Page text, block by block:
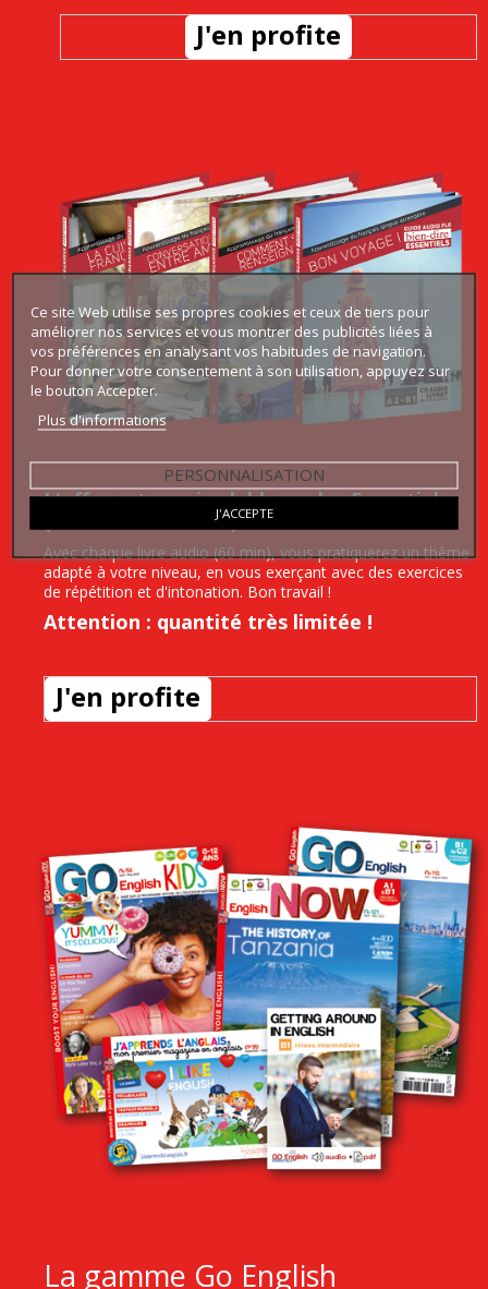
J'en profite
L'offre est aussi valable sur les Essentiels
(format CD + livret) !
Avec chaque livre audio (60 min), vous pratiquerez un thème
adapté à votre niveau, en vous exerçant avec des exercices
de répétition et d'intonation. Bon travail !
Attention : quantité très limitée !
J'en profite
La gamme Go English
Ce site Web utilise ses propres cookies et ceux de tiers pour
améliorer nos services et vous montrer des publicités liées à
vos préférences en analysant vos habitudes de navigation.
Pour donner votre consentement à son utilisation, appuyez sur
le bouton Accepter.
Plus d'informations
PERSONNALISATION
J'ACCEPTE